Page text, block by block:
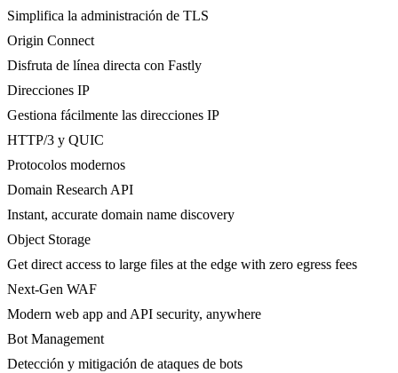
Simplifica la administración de TLS
Origin Connect
Disfruta de línea directa con Fastly
Direcciones IP
Gestiona fácilmente las direcciones IP
HTTP/3 y QUIC
Protocolos modernos
Domain Research API
Instant, accurate domain name discovery
Object Storage
Get direct access to large files at the edge with zero egress fees
Next-Gen WAF
Modern web app and API security, anywhere
Bot Management
Detección y mitigación de ataques de bots